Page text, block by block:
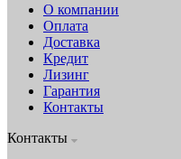
О компании
Оплата
Доставка
Кредит
Лизинг
Гарантия
Контакты
Контакты